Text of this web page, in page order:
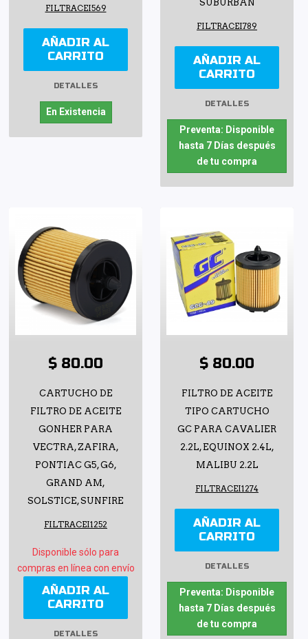
FILTRACEI569
AÑADIR AL
CARRITO
DETALLES
En Existencia
SUBURBAN
FILTRACEI789
AÑADIR AL
CARRITO
DETALLES
Preventa: Disponible
hasta 7 Días después
de tu compra
$ 80.00
CARTUCHO DE
FILTRO DE ACEITE
GONHER PARA
VECTRA, ZAFIRA,
PONTIAC G5, G6,
GRAND AM,
SOLSTICE, SUNFIRE
FILTRACEI1252
Disponible sólo para
compras en línea con envío
AÑADIR AL
CARRITO
DETALLES
$ 80.00
FILTRO DE ACEITE
TIPO CARTUCHO
GC PARA CAVALIER
2.2L, EQUINOX 2.4L,
MALIBU 2.2L
FILTRACEI1274
AÑADIR AL
CARRITO
DETALLES
Preventa: Disponible
hasta 7 Días después
de tu compra